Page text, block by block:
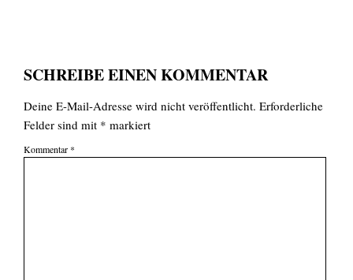
SCHREIBE EINEN KOMMENTAR
Deine E-Mail-Adresse wird nicht veröffentlicht. Erforderliche
Felder sind mit * markiert
Kommentar *